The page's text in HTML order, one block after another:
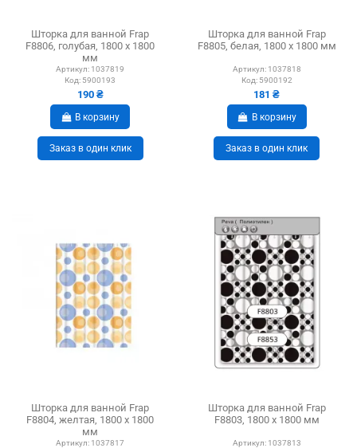
Шторка для ванной Frap
F8806, голубая, 1800 х 1800
мм
Артикул: 1037819
Код: 5900193
190 ₴
В корзину
Заказ в один клик
Шторка для ванной Frap
F8805, белая, 1800 х 1800 мм
Артикул: 1037818
Код: 5900192
181 ₴
В корзину
Заказ в один клик
Шторка для ванной Frap
F8804, желтая, 1800 х 1800
мм
Артикул: 1037817
Шторка для ванной Frap
F8803, 1800 х 1800 мм
Артикул: 1037813